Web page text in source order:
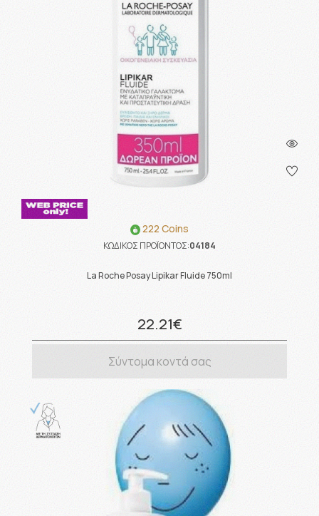
222 Coins
ΚΩΔΙΚΟΣ ΠΡΟΪΟΝΤΟΣ:04184
La Roche Posay Lipikar Fluide 750ml
22.21€
Σύντομα κοντά σας